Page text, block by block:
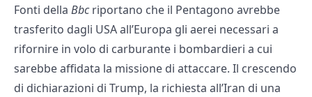
Fonti della Bbcriportano che il Pentagono avrebbe
trasferito dagli USA all’Europa gli aerei necessari a
rifornire in volo di carburante i bombardieri a cui
sarebbe affidata la missione di attaccare. Il crescendo
di dichiarazioni di Trump, la richiesta all’Iran di una